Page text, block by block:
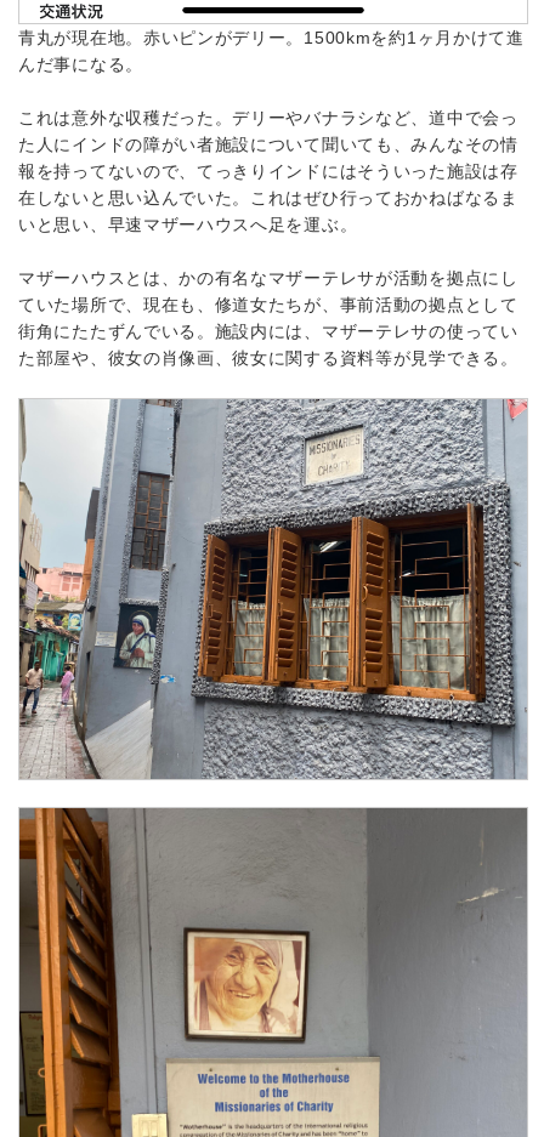
青丸が現在地。赤いピンがデリー。1500kmを約1ヶ月かけて進
んだ事になる。
これは意外な収穫だった。デリーやバナラシなど、道中で会っ
た人にインドの障がい者施設について聞いても、みんなその情
報を持ってないので、てっきりインドにはそういった施設は存
在しないと思い込んでいた。これはぜひ行っておかねばなるま
いと思い、早速マザーハウスへ足を運ぶ。
マザーハウスとは、かの有名なマザーテレサが活動を拠点にし
ていた場所で、現在も、修道女たちが、事前活動の拠点として
街角にたたずんでいる。施設内には、マザーテレサの使ってい
た部屋や、彼女の肖像画、彼女に関する資料等が見学できる。